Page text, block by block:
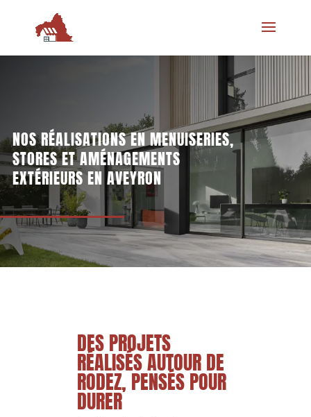
NOS RÉALISATIONS EN MENUISERIES,
STORES ET AMÉNAGEMENTS
EXTÉRIEURS EN AVEYRON
DES PROJETS
RÉALISÉS AUTOUR DE
RODEZ, PENSÉS POUR
DURER